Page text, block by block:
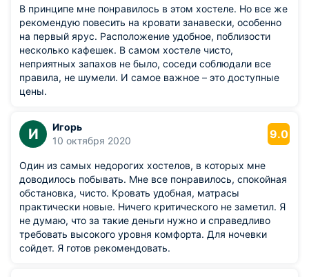
В принципе мне понравилось в этом хостеле. Но все же
рекомендую повесить на кровати занавески, особенно
на первый ярус. Расположение удобное, поблизости
несколько кафешек. В самом хостеле чисто,
неприятных запахов не было, соседи соблюдали все
правила, не шумели. И самое важное – это доступные
цены.
И
Игорь
10 октября 2020
9.0
Один из самых недорогих хостелов, в которых мне
доводилось побывать. Мне все понравилось, спокойная
обстановка, чисто. Кровать удобная, матрасы
практически новые. Ничего критического не заметил. Я
не думаю, что за такие деньги нужно и справедливо
требовать высокого уровня комфорта. Для ночевки
сойдет. Я готов рекомендовать.